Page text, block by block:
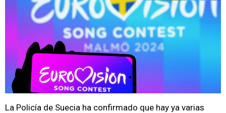
La Policía de Suecia ha confirmado que hay ya varias